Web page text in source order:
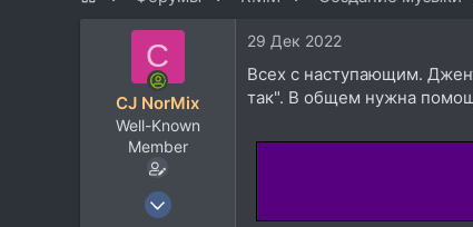
C
CJ NorMix
Well-Known
Member
6 Фев 2011
29 Дек 2022
Всех с наступающим.
так". В общем нужна